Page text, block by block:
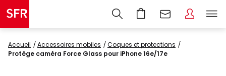
Accueil accessoires mobiles
coques et protections
Protège caméra Force Glass pour iPhone 16e/17e